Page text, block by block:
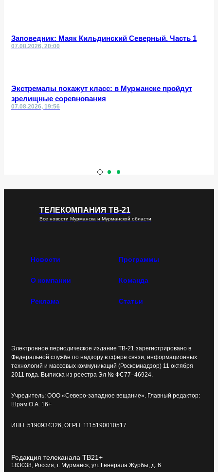
Заповедник: Маяк Кильдинский Северный. Часть 1
07.08.2026, 20:00
Экстремалы покажут класс: в Мурманске пройдут
зрелищные соревнования
07.08.2026, 19:56
ТЕЛЕКОМПАНИЯ ТВ-21
Все новости Мурманска и Мурманской области
Новости Программы
О компании Команда
Реклама Статьи
Электронное периодическое издание ТВ-21 зарегистрировано в
Федеральной службе по надзору в сфере связи, информационных
технологий и массовых коммуникаций (Роскомнадзор) 11 октября
2011 года. Выписка из реестра Эл № ФС77–46924.
Учредитель: ООО «Северо-западное вещание». Главный редактор:
Шрам О.А. 16+
ИНН: 5190934326, ОГРН: 1115190010517
Редакция телеканала ТВ21+
183038, Россия, г. Мурманск, ул. Генерала Журбы, д. 6